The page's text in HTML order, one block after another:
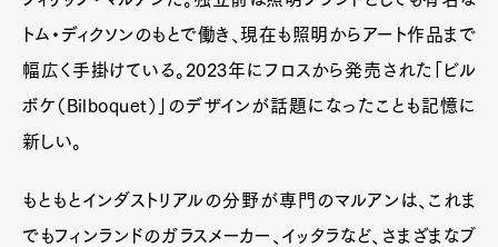
トム・ディクソンのもとで働き、現在も照明からアート作品まで
幅広く手掛けている。2023年にフロスから発売された「ビル
ボケ（Bilboquet）」のデザインが話題になったことも記憶に
新しい。
もともとインダストリアルの分野が専門のマルアンは、これま
でもフィンランドのガラスメーカー、イッタラなど、さまざまなブ